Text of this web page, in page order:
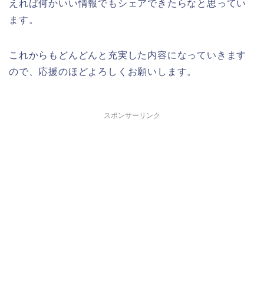
えれば何かいい情報でもシェアできたらなと思ってい
ます。
これからもどんどんと充実した内容になっていきます
ので、応援のほどよろしくお願いします。
スポンサーリンク